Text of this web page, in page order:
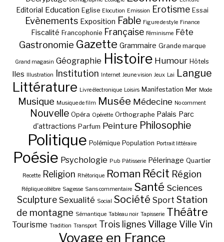
Editorial Education Eglise Elocution Emission Erotisme Essai
Evènements Exposition Fable Figure de style Finance
Fiscalité Francophonie Française Féminisme Fête
Gastronomie Gazette Grammaire Grande marque
Grand magasin Géographie Histoire Humour Hôtels
Iles Illustration Institution Internet Jeune vision Jeux Lai Langue
Littérature Livre électronique Loisirs Manifestation Mer Mode
Musique Musique de film Musée Médecine No comment
Nouvelle Opéra Opérette Orthographe Palais Parc
d'attractions Parfum Peinture Philosophie
Politique Polémique Population Portrait littéraire
Poésie Psychologie Pub Pâtisserie Pélerinage Quartier
Recette Religion Rhétorique Roman Récit Région
Réplique célèbre Sagesse Sans commentaire Santé Sciences
Sculpture Sexualité Social Société Sport Station
de montagne Sémantique Tableau noir Tapisserie Théâtre
Tourisme Tradition Transport Trois lignes Village Ville Vin
Voyage en France